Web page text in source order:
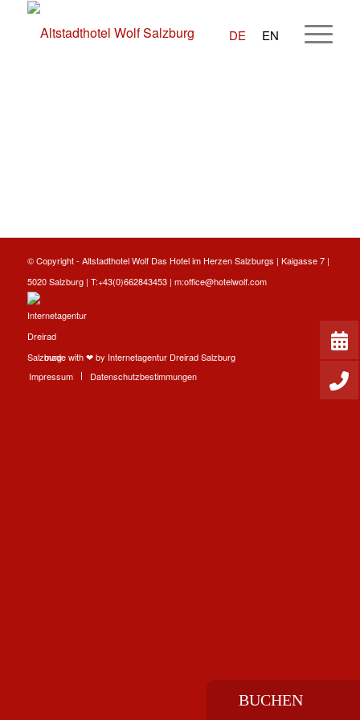
DE EN
BUCHEN
© Copyright - Altstadthotel WolfDas Hotel im Herzen Salzburgs | Kaigasse 7 |
5020 Salzburg | T:+43(0)662843453| m:office@hotelwolf.com
made with ❤ by Internetagentur Dreirad Salzburg
Impressum
Datenschutzbestimmungen